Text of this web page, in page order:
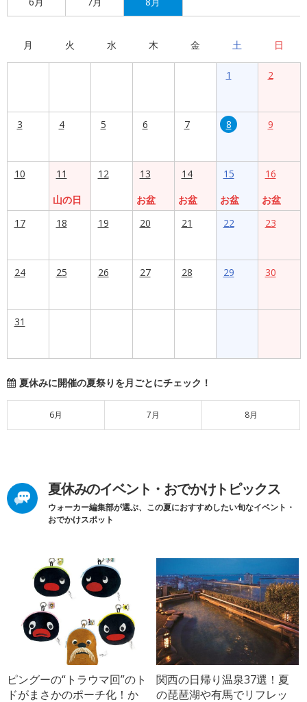
月 火 水 木 金 土 日
1 2
3 4 5 6 7 8 9
10
11
山の日
12
13
お盆
14
お盆
15
お盆
16
お盆
17
18 19 20 21 22 23
24 25 26 27 28 29 30
31
夏休みに開催の夏祭りを月ごとにチェック！
6月 7月 8月
夏休みのイベント・おでかけトピックス
ウォーカー編集部が選ぶ、この夏におすすめしたい旬なイベント・
おでかけスポット
ピングーの“トラウマ回”のト
ドがまさかのポーチ化！か
関西の日帰り温泉37選！夏
の琵琶湖や有馬でリフレッ